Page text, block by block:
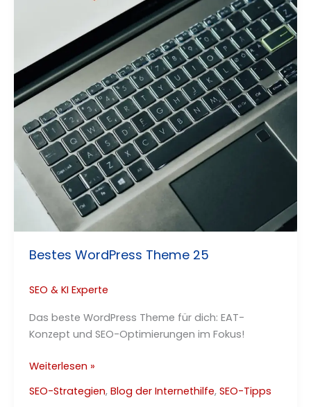
Bestes WordPress Theme 25
SEO & KI Experte
Das beste WordPress Theme für dich: EAT-
Konzept und SEO-Optimierungen im Fokus!
Bestes
Theme
Weiterlesen »
SEO-Strategien, Blog der Internethilfe, SEO-Tipps